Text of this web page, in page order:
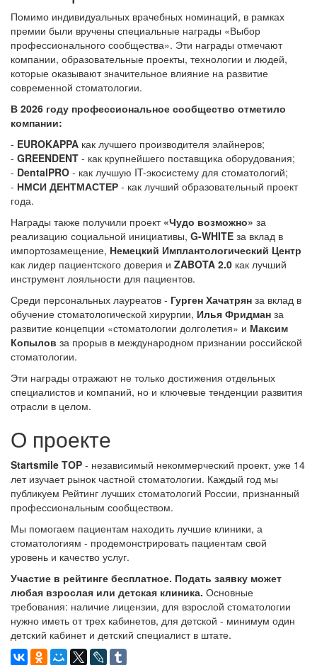
Помимо индивидуальных врачебных номинаций, в рамках
премии были вручены специальные награды «Выбор
профессионального сообщества». Эти награды отмечают
компании, образовательные проекты, технологии и людей,
которые оказывают значительное влияние на развитие
современной стоматологии.
В 2026 году профессиональное сообщество отметило
компании:
- EUROKAPPA как лучшего производителя элайнеров;
- GREENDENT - как крупнейшего поставщика оборудования;
- DentalPRO - как лучшую IT-экосистему для стоматологий;
- НМСИ ДЕНТМАСТЕР - как лучший образовательный проект
года.
Награды также получили проект «Чудо возможно» за
реализацию социальной инициативы, G-WHITE за вклад в
импортозамещение, Немецкий Имплантологический Центр
как лидер пациентского доверия и ZABOTA 2.0 как лучший
инструмент лояльности для пациентов.
Среди персональных лауреатов - Гурген Хачатрян за вклад в
обучение стоматологической хирургии, Илья Фридман за
развитие концепции «стоматологии долголетия» и Максим
Копылов за прорыв в международном признании российской
стоматологии.
Эти награды отражают не только достижения отдельных
специалистов и компаний, но и ключевые тенденции развития
отрасли в целом.
О проекте
Startsmile TOP - независимый некоммерческий проект, уже 14
лет изучает рынок частной стоматологии. Каждый год мы
публикуем Рейтинг лучших стоматологий России, признанный
профессиональным сообществом.
Мы помогаем пациентам находить лучшие клиники, а
стоматологиям - продемонстрировать пациентам свой
уровень и качество услуг.
Участие в рейтинге бесплатное. Подать заявку может
любая взрослая или детская клиника. Основные
требования: наличие лицензии, для взрослой стоматологии
нужно иметь от трех кабинетов, для детской - минимум один
детский кабинет и детский специалист в штате.